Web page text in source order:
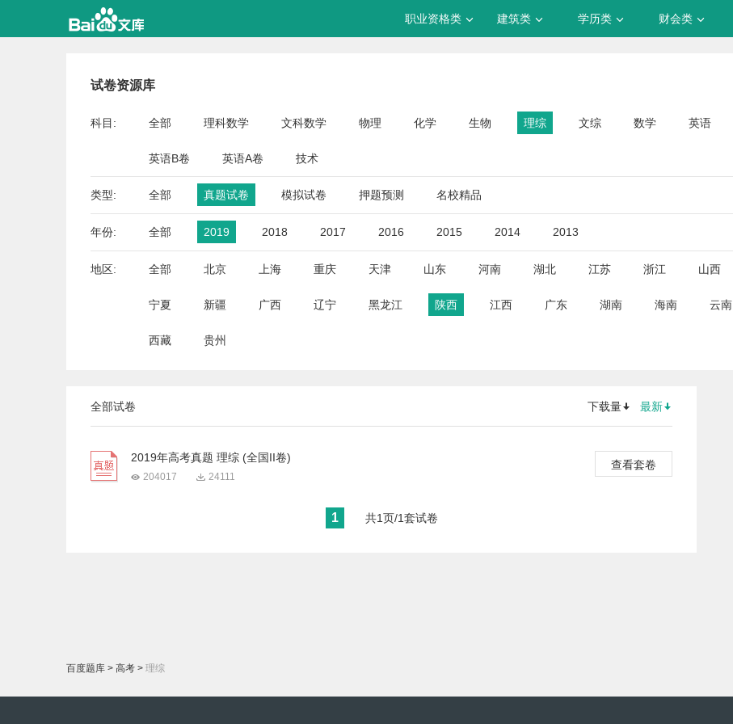
职业资格类 建筑类 学历类 财会类
试卷资源库
科目: 全部 理科数学 文科数学 物理 化学 生物 理综 文综 数学 英语
英语B卷 英语A卷 技术
类型: 全部 真题试卷 模拟试卷 押题预测 名校精品
年份: 全部 2019 2018 2017 2016 2015 2014 2013
地区: 全部 北京 上海 重庆 天津 山东 河南 湖北 江苏 浙江 山西
宁夏 新疆 广西 辽宁 黑龙江 陕西 江西 广东 湖南 海南 云南
西藏 贵州
全部试卷 下载量 最新
2019年高考真题 理综 (全国II卷)
204017 24111
查看套卷
1 共1页/1套试卷
百度题库 > 高考 > 理综